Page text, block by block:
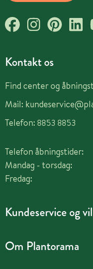
Kontakt os
Find center og
Mail:
Telefon: 8853 8853
Telefon åbningstider:
Mandag - torsdag:
Fredag:
Kundeservice og
Om Plantorama